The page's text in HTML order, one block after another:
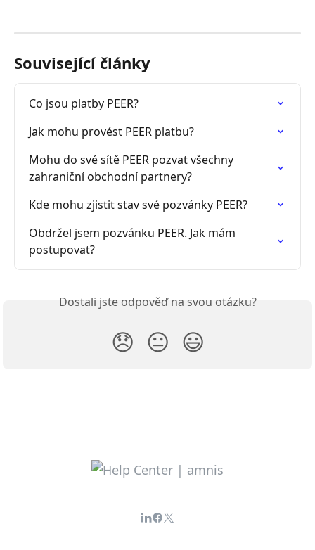
Související články
Co jsou platby PEER?
Jak mohu provést PEER platbu?
Mohu do své sítě PEER pozvat všechny
zahraniční obchodní partnery?
Kde mohu zjistit stav své pozvánky PEER?
Obdržel jsem pozvánku PEER. Jak mám
postupovat?
Dostali jste odpověď na svou otázku?
😞 😐 😃